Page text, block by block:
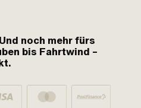
noch mehr fürs
bis Fahrtwind –